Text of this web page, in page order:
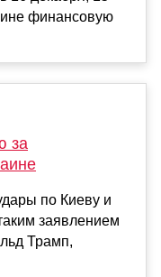
финансовую
за
по Киеву и
заявлением
Трамп,